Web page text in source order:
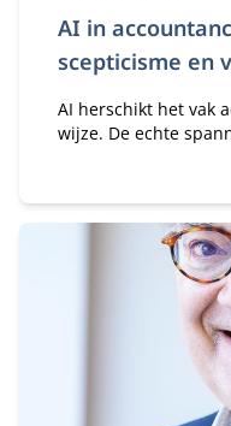
AI in
scepticisme en
AI herschikt het vak
wijze. De echte